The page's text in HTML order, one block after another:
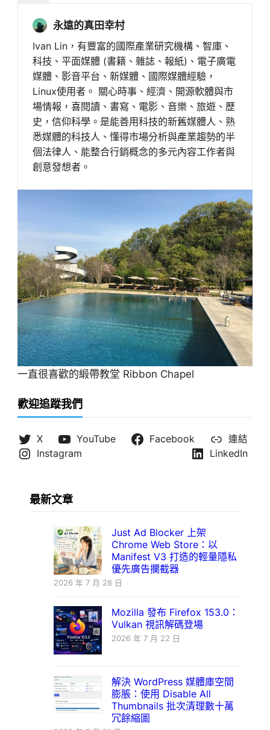
永遠的真田幸村
Ivan Lin，有豐富的國際產業研究機構、智庫、
科技、平面媒體 (書籍、雜誌、報紙)、電子廣電
媒體、影音平台、新媒體、國際媒體經驗，
Linux使用者。 關心時事、經濟、開源軟體與市
場情報，喜閱讀、書寫、電影、音樂、旅遊、歷
史，信仰科學。是能善用科技的新舊媒體人、熟
悉媒體的科技人、懂得市場分析與產業趨勢的半
個法律人、能整合行銷概念的多元內容工作者與
創意發想者。
一直很喜歡的緞帶教堂 Ribbon Chapel
歡迎追蹤我們
X YouTube Facebook
連結
Instagram
LinkedIn
最新文章
Just Ad Blocker 上架
Chrome Web Store：以
Manifest V3 打造的輕量隱私
優先廣告攔截器
2026 年 7 月 28 日
Mozilla 發布 Firefox 153.0：
Vulkan 視訊解碼登場
2026 年 7 月 22 日
解決 WordPress 媒體庫空間
膨脹：使用 Disable All
Thumbnails 批次清理數十萬
冗餘縮圖